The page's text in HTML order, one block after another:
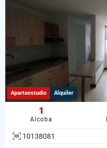
Apartaestudio Alquiler
1
Alcoba
10138081